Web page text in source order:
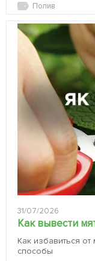
Полив
31/07/2026
Как вывести
Как избавиться
способы